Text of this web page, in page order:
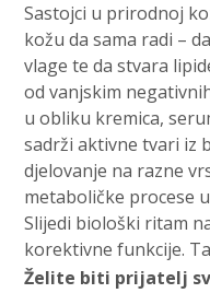
Sastojci u prirodnoj
kožu da sama radi –
vlage te da stvara
od vanjskim
u obliku kremica,
sadrži aktivne tvari iz
djelovanje na razne
metaboličke procese
Slijedi biološki ritam
korektivne funkcije.
Želite biti prijatelj